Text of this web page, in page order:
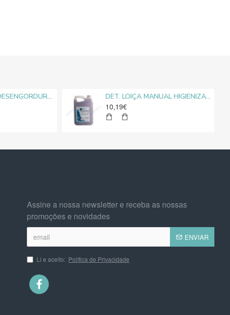
LIMPA VIDROS DESENGORDURANTE MEDIROLO® 5L DET. LOIÇA MANUAL HIGIENIZANTE MEDIROLO® 5L
10,19€
Assine a nossa newsletter e receba as nossas
promoções e novidades
ENVIAR
Li e aceito: Política de Privacidade